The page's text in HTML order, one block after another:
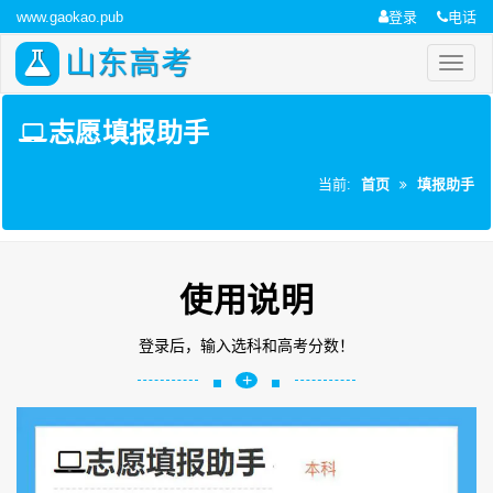
www.gaokao.pub 登录 电话
山东高考
志愿填报助手
当前: 首页 填报助手
使用说明
登录后，输入选科和高考分数！
+